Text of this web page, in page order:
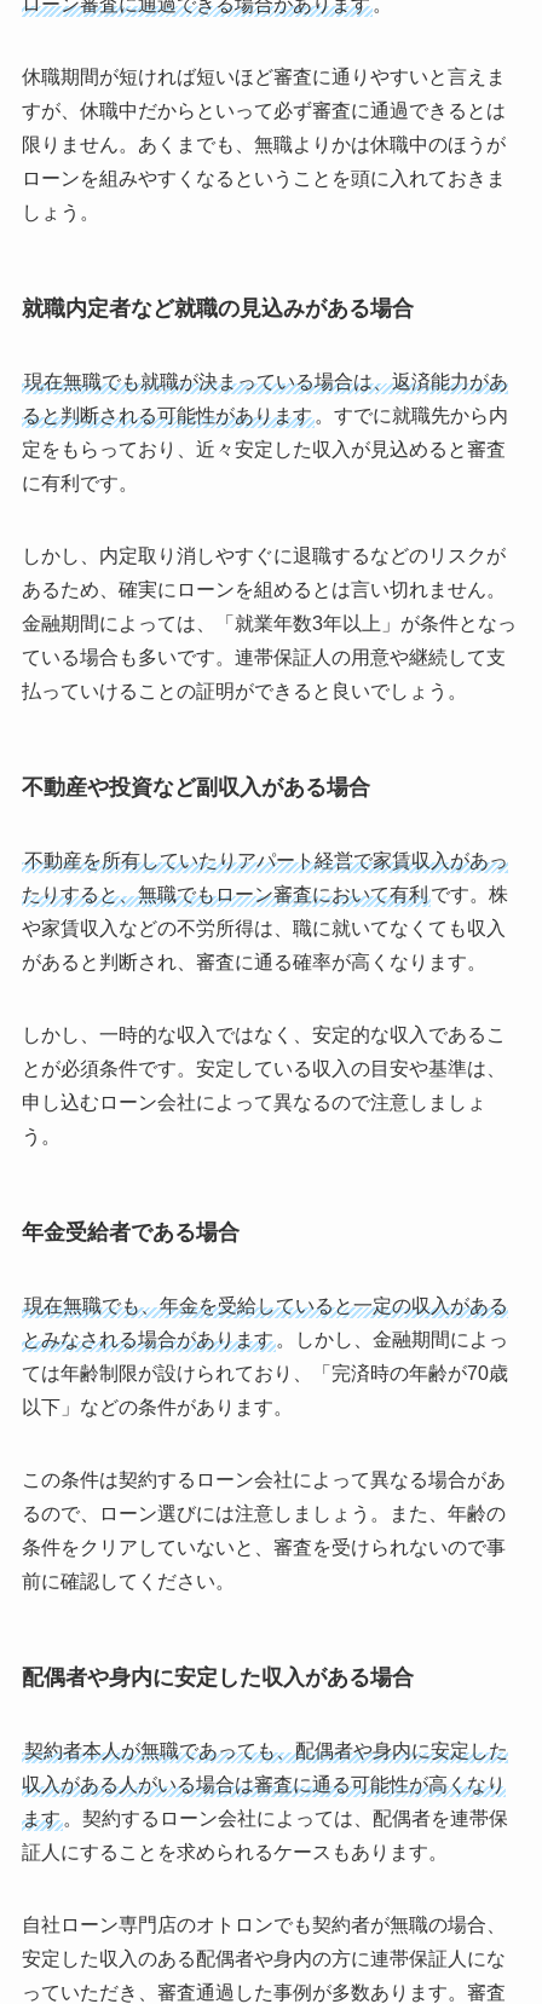
ローン審査に通過できる場合があります。
休職期間が短ければ短いほど審査に通りやすいと言えま
すが、休職中だからといって必ず審査に通過できるとは
限りません。あくまでも、無職よりかは休職中のほうが
ローンを組みやすくなるということを頭に入れておきま
しょう。
就職内定者など就職の見込みがある場合
現在無職でも就職が決まっている場合は、返済能力があ
ると判断される可能性があります。すでに就職先から内
定をもらっており、近々安定した収入が見込めると審査
に有利です。
しかし、内定取り消しやすぐに退職するなどのリスクが
あるため、確実にローンを組めるとは言い切れません。
金融期間によっては、「就業年数3年以上」が条件となっ
ている場合も多いです。連帯保証人の用意や継続して支
払っていけることの証明ができると良いでしょう。
不動産や投資など副収入がある場合
不動産を所有していたりアパート経営で家賃収入があっ
たりすると、無職でもローン審査において有利です。株
や家賃収入などの不労所得は、職に就いてなくても収入
があると判断され、審査に通る確率が高くなります。
しかし、一時的な収入ではなく、安定的な収入であるこ
とが必須条件です。安定している収入の目安や基準は、
申し込むローン会社によって異なるので注意しましょ
う。
年金受給者である場合
現在無職でも、年金を受給していると一定の収入がある
とみなされる場合があります。しかし、金融期間によっ
ては年齢制限が設けられており、「完済時の年齢が70歳
以下」などの条件があります。
この条件は契約するローン会社によって異なる場合があ
るので、ローン選びには注意しましょう。また、年齢の
条件をクリアしていないと、審査を受けられないので事
前に確認してください。
配偶者や身内に安定した収入がある場合
契約者本人が無職であっても、配偶者や身内に安定した
収入がある人がいる場合は審査に通る可能性が高くなり
ます。契約するローン会社によっては、配偶者を連帯保
証人にすることを求められるケースもあります。
自社ローン専門店のオトロンでも契約者が無職の場合、
安定した収入のある配偶者や身内の方に連帯保証人にな
っていただき、審査通過した事例が多数あります。審査